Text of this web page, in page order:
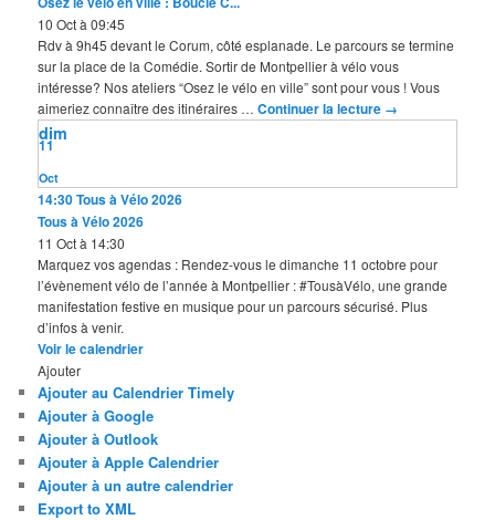
10 Oct à 09:45
Rdv à 9h45 devant le Corum, côté esplanade. Le parcours se termine
sur la place de la Comédie. Sortir de Montpellier à vélo vous
intéresse? Nos ateliers “Osez le vélo en ville” sont pour vous ! Vous
aimeriez connaître des itinéraires …Continuer la lecture →
Oct
11
dim
14:30Tous à Vélo 2026
Tous à Vélo 2026
11 Oct à 14:30
Marquez vos agendas : Rendez-vous le dimanche 11 octobre pour
l’évènement vélo de l’année à Montpellier : #TousàVélo, une grande
manifestation festive en musique pour un parcours sécurisé. Plus
d’infos à venir.
Voir le calendrier
Ajouter
Ajouter au Calendrier Timely
Ajouter à Google
Ajouter à Outlook
Ajouter à Apple Calendrier
Ajouter à un autre calendrier
Export to XML